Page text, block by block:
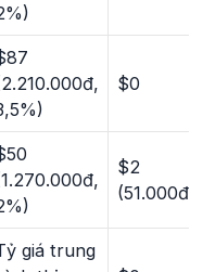
$0
$2
(51.000đ)
giá trung